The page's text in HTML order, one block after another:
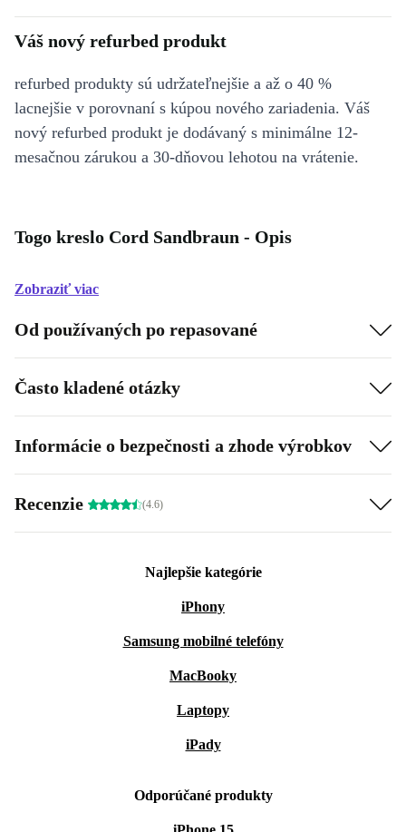
Váš nový refurbed produkt
refurbed produkty sú udržateľnejšie a až o 40 %
lacnejšie v porovnaní s kúpou nového zariadenia. Váš
nový refurbed produkt je dodávaný s minimálne 12-
mesačnou zárukou a 30-dňovou lehotou na vrátenie.
Togo kreslo Cord Sandbraun - Opis
Zobraziť viac
Od používaných po repasované
Často kladené otázky
Informácie o bezpečnosti a zhode výrobkov
Recenzie (4.6)
Najlepšie kategórie
iPhony
Samsung mobilné telefóny
MacBooky
Laptopy
iPady
Odporúčané produkty